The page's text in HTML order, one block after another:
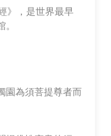
》，是世界最早
園為須菩提尊者而